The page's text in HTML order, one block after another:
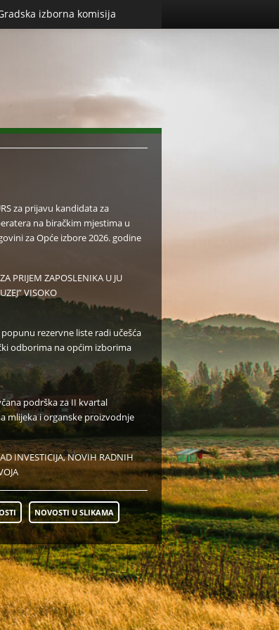
izborna komisija
za prijavu kandidata za
na biračkim mjestima u
za Opće izbore 2026. godine
PRIJEM ZAPOSLENIKA U JU
VISOKO
popunu rezervne liste radi učešća
odborima na općim izborima
podrška za II kvartal
mlijeka i organske proizvodnje
INVESTICIJA, NOVIH RADNIH
NOVOSTI U SLIKAMA